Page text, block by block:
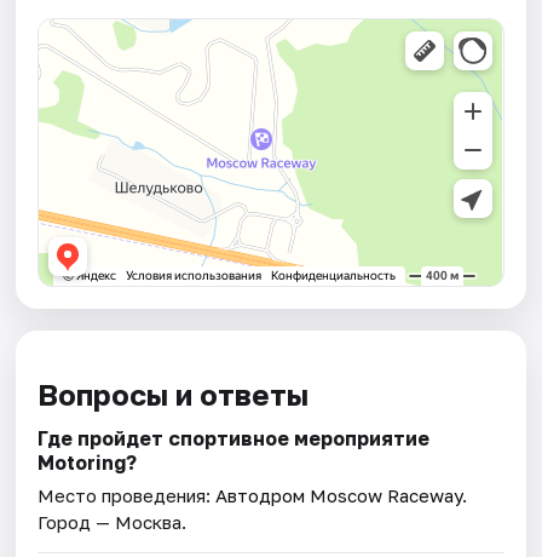
Вопросы и ответы
Где пройдет спортивное мероприятие
Motoring?
Место проведения:Автодром Moscow Raceway.
Город — Москва.